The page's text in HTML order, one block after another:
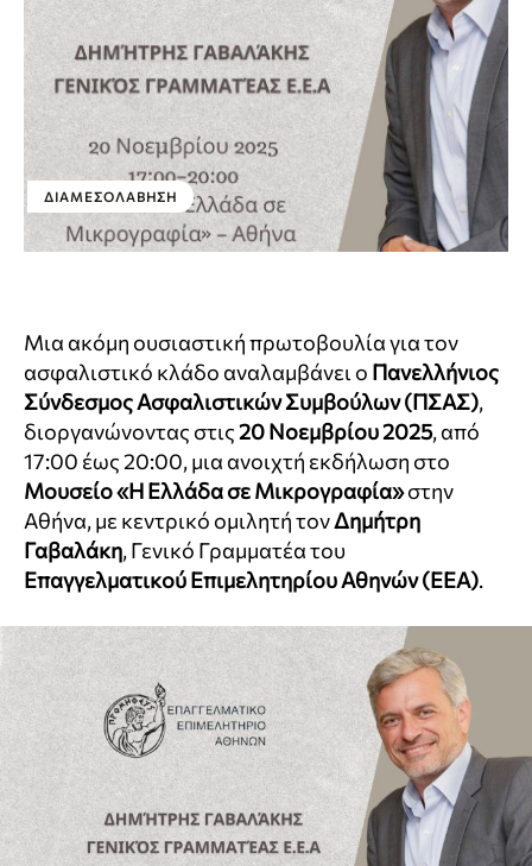
ΔΙΑΜΕΣΟΛΆΒΗΣΗ
Μια ακόμη ουσιαστική πρωτοβουλία για τον
ασφαλιστικό κλάδο αναλαμβάνει ο Πανελλήνιος
Σύνδεσμος Ασφαλιστικών Συμβούλων (ΠΣΑΣ),
διοργανώνοντας στις20 Νοεμβρίου 2025, από
17:00 έως 20:00, μια ανοιχτή εκδήλωση στο
Μουσείο «Η Ελλάδα σε Μικρογραφία»στην
Αθήνα, με κεντρικό ομιλητή τονΔημήτρη
Γαβαλάκη, Γενικό Γραμματέα του
Επαγγελματικού Επιμελητηρίου Αθηνών (ΕΕΑ).